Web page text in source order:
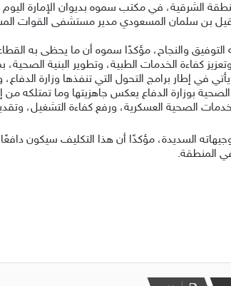
الشرقية، في مكتب سموه بديوان الإمارة اليوم
بن سلمان المسعودي مدير مستشفى القوات
التوفيق والنجاح، مؤكدًا سموه أن ما يحظى به
الخدمات الطبية، وتطوير البنية الصحية،
بوزارة الدفاع يعكس جاهزيتها وما تمتلكه من
الصحية العسكرية، ورفع كفاءة التشغيل،
السديدة، مؤكدًا أن هذا التكليف سيكون
المنطقة.